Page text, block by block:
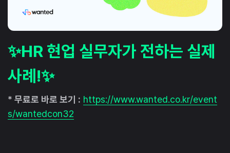
✨HR 현업 실무자가 전하는 실제
사례!✨
* 무료로 바로 보기 : https://www.wanted.co.kr/event
s/wantedcon32